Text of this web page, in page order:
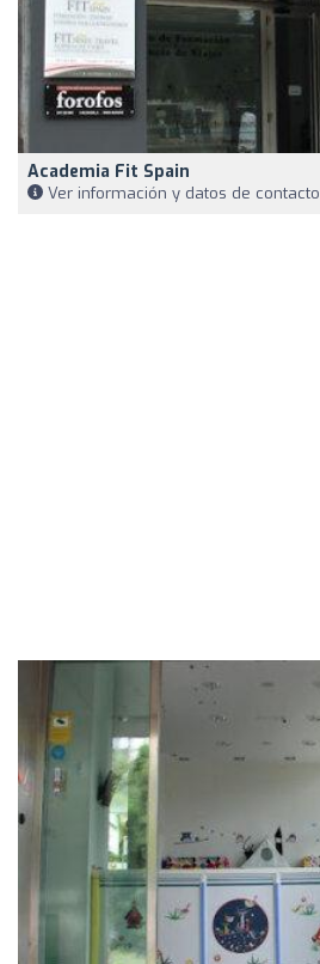
Academia Fit Spain
Ver información y datos de contacto